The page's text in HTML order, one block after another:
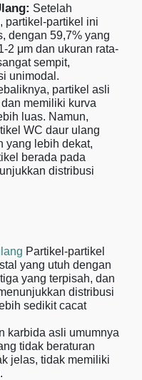
Setelah
partikel-partikel ini
dengan 59,7% yang
2 μm dan ukuran rata-
sempit,
unimodal.
partikel asli
memiliki kurva
luas. Namun,
WC daur ulang
yang lebih dekat,
berada pada
distribusi
Partikel-partikel
yang utuh dengan
yang terpisah, dan
distribusi
sedikit cacat
karbida asli umumnya
tidak beraturan
jelas, tidak memiliki